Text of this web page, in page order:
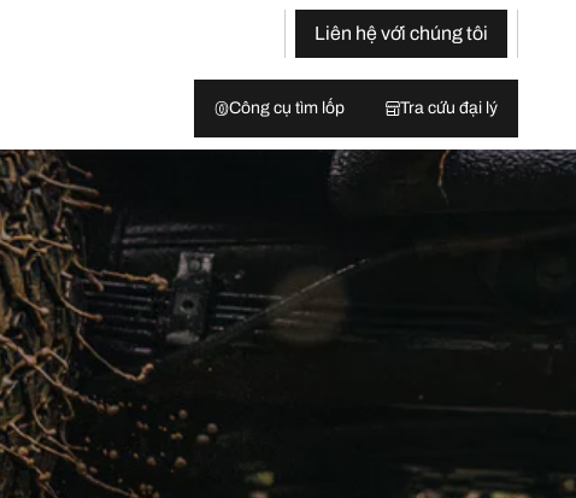
Liên hệ với chúng tôi
Công cụ tìm lốp Tra cứu đại lý